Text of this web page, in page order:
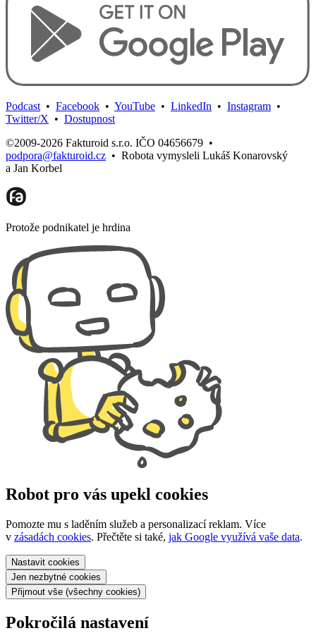
Podcast • Facebook • YouTube • LinkedIn • Instagram •
Twitter/X • Dostupnost
©2009-2026 Fakturoid s.r.o. IČO 04656679 •
podpora@fakturoid.cz • Robota vymysleli Lukáš Konarovský
a Jan Korbel
Protože podnikatel je hrdina
Robot pro vás upekl cookies
Pomozte mu s laděním služeb a personalizací reklam. Více
v zásadách cookies. Přečtěte si také, jak Google využívá vaše data.
Nastavit cookies
Jen nezbytné cookies
Přijmout vše (všechny cookies)
Pokročilá nastavení